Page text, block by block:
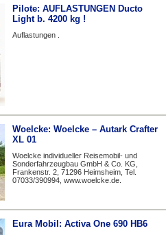
Pilote: AUFLASTUNGEN Ducto
Light b. 4200 kg !
Auflastungen .
Woelcke: Woelcke – Autark Crafter
XL 01
Woelcke individueller Reisemobil- und
Sonderfahrzeugbau GmbH & Co. KG,
Frankenstr. 2, 71296 Heimsheim, Tel.
07033/390994, www.woelcke.de.
Eura Mobil: Activa One 690 HB6